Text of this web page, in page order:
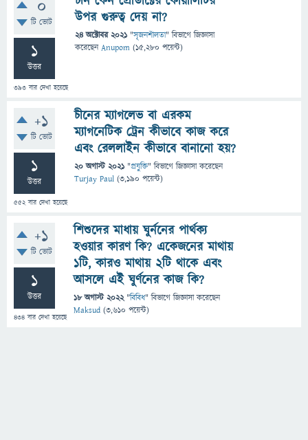
0
টি ভোট
1
উত্তর
393 বার দেখা হয়েছে
উপর গুরুত্ব দেয় না?
24 অক্টোবর 2021 "সৃজনশীলতা" বিভাগে জিজ্ঞাসা
করেছেনAnupom (15,280 পয়েন্ট)
+1
টি ভোট
1
উত্তর
552বার দেখা হয়েছে
চীনের ম্যাগলেভ বা এরকম
ম্যাগনেটিক ট্রেন কীভাবে কাজ করে
এবং রেললাইন কীভাবে বানানো হয়?
20 অগাস্ট 2021 "প্রযুক্তি" বিভাগে জিজ্ঞাসাকরেছেন
Turjay Paul (3,190 পয়েন্ট)
+1
টি ভোট
1
উত্তর
434 বার দেখা হয়েছে
শিশুদের মাধায় ঘুর্ননের পার্থক্য
হওয়ার কারণ কি? একেজনের মাথায়
১টি, কারও মাথায় ২টি থাকে এবং
আসলে এই ঘুর্ণনের কাজ কি?
18 অগাস্ট 2022 "বিবিধ" বিভাগে জিজ্ঞাসাকরেছেন
Maksud (3,610 পয়েন্ট)